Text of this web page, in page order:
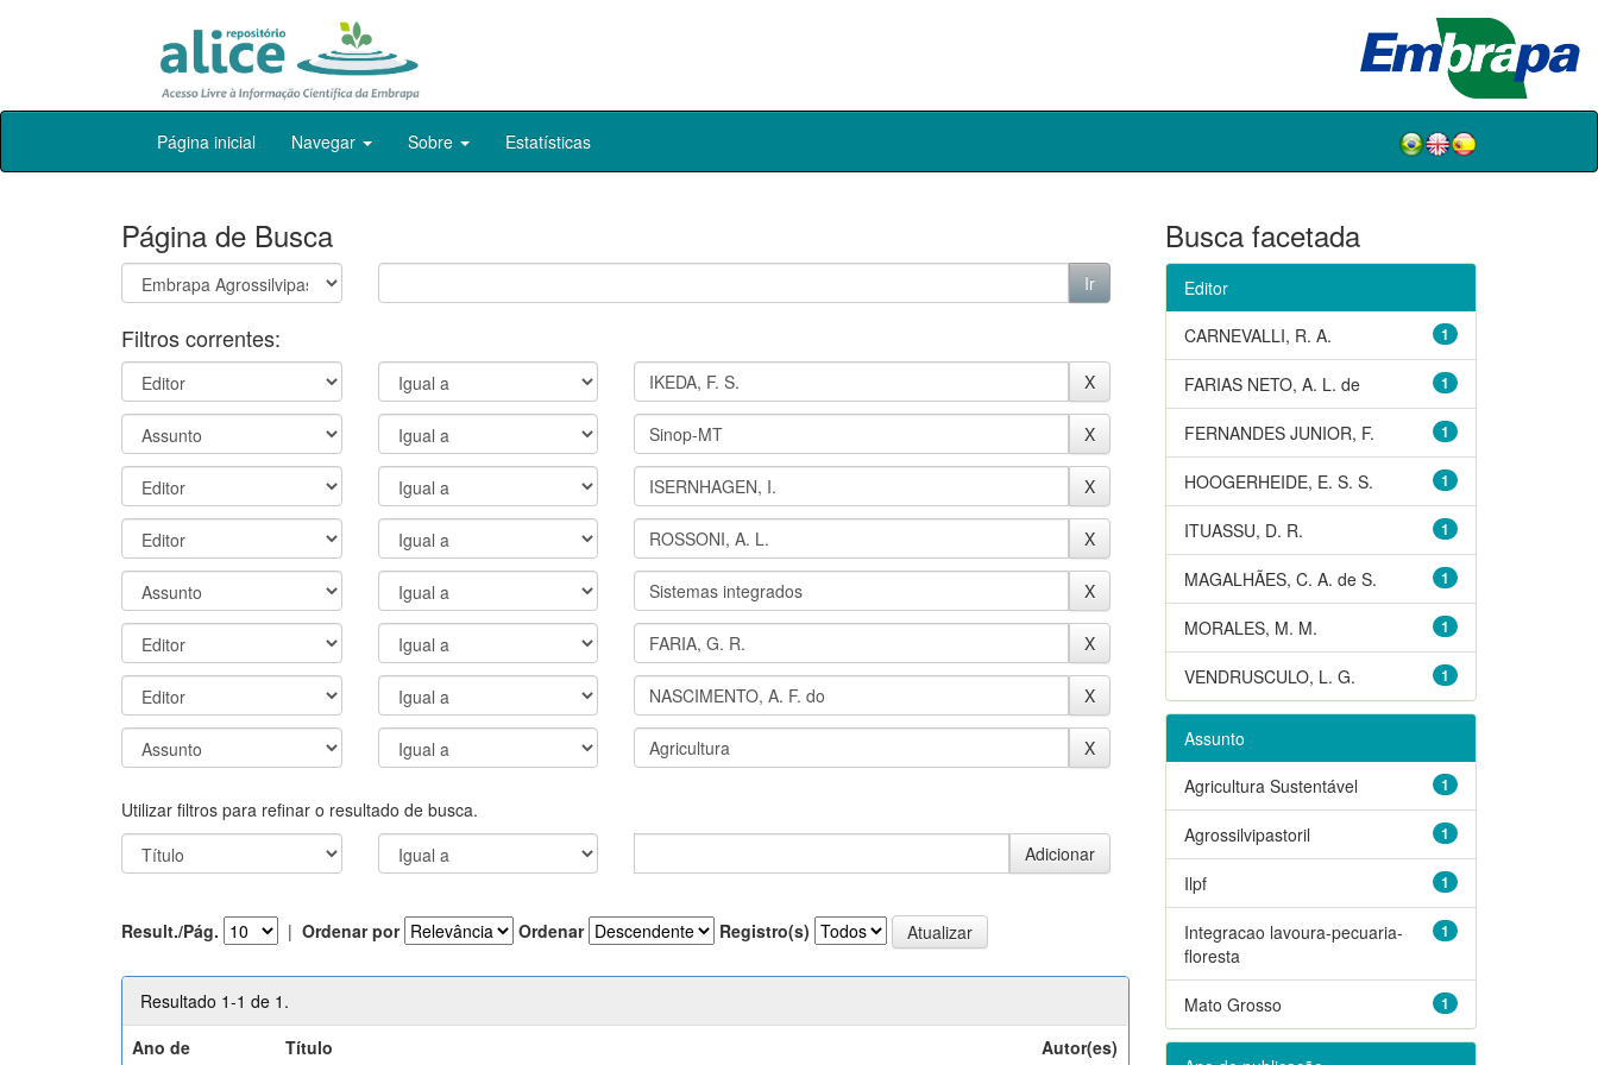
Skip
Página inicial Navegar Sobre Estatísticas
Página de Busca
Filtros correntes:
Utilizar filtros para refinar o resultado de busca.
Result./Pág. | Ordenar por Ordenar Registro(s)
Resultado 1-1 de 1.
Ano de
Título Autor(es)
Busca facetada
Editor
1
CARNEVALLI, R. A.
1
FARIAS NETO, A. L. de
1
FERNANDES JUNIOR, F.
1
HOOGERHEIDE, E. S. S.
1
ITUASSU, D. R.
1
MAGALHÃES, C. A. de S.
1
MORALES, M. M.
1
VENDRUSCULO, L. G.
Assunto
1
Agricultura Sustentável
1
Agrossilvipastoril
1
Ilpf
1
Integracao lavoura-pecuaria-
floresta
1
Mato Grosso